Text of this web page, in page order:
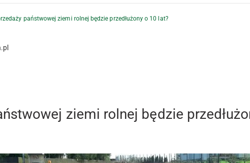
państwowej ziemi rolnej będzie przedłużony o 10 lat?
ziemi rolnej będzie